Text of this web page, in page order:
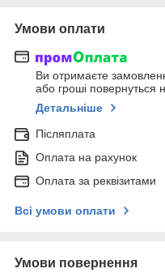
Умови оплати
Ви отримаєте
або гроші повернуться
Детальніше
Післяплата
Оплата на рахунок
Оплата за реквізитами
Всі умови оплати
Умови повернення